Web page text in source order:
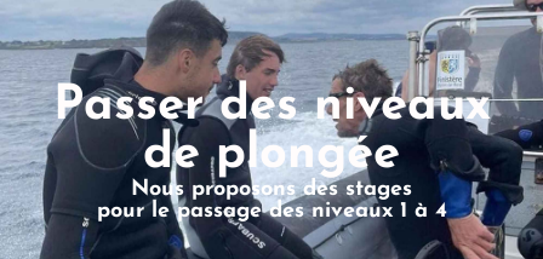
Passer des niveaux
de plongée
Nous proposons des stages
pour le passage des niveaux 1 à 4